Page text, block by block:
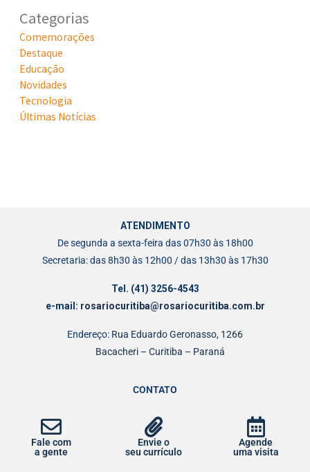
Categorias
Comemorações
Destaque
Educação
Novidades
Tecnologia
Últimas Notícias
ATENDIMENTO
De segunda a sexta-feira das 07h30 às 18h00
Secretaria: das 8h30 às 12h00 / das 13h30 às 17h30
Tel. (41) 3256-4543
e-mail: rosariocuritiba@rosariocuritiba.com.br
Endereço: Rua Eduardo Geronasso, 1266
Bacacheri – Curitiba – Paraná
CONTATO
Fale com
a gente
Envie o
seu currículo
Agende
uma visita